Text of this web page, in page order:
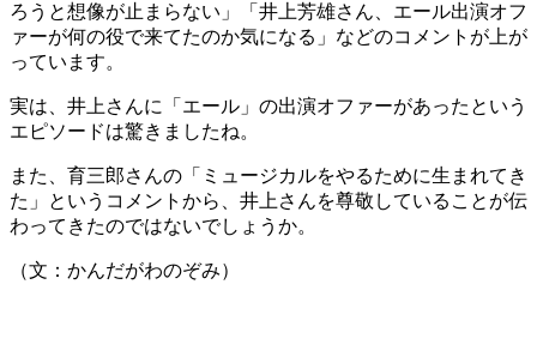
ろうと想像が止まらない」「井上芳雄さん、エール出演オフ
ァーが何の役で来てたのか気になる」などのコメントが上が
っています。
実は、井上さんに「エール」の出演オファーがあったという
エピソードは驚きましたね。
また、育三郎さんの「ミュージカルをやるために生まれてき
た」というコメントから、井上さんを尊敬していることが伝
わってきたのではないでしょうか。
（文：かんだがわのぞみ）